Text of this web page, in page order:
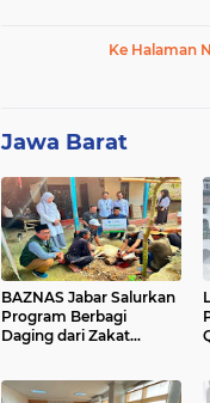
Ke Halaman
Jawa Barat
BAZNAS Jabar Salurkan
Program Berbagi
Daging dari Zakat
Purwakarta